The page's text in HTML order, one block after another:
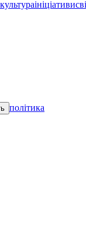
культураініціативи
політика